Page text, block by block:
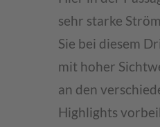
sehr starke
Sie bei diesem
mit hoher
an den
Highlights